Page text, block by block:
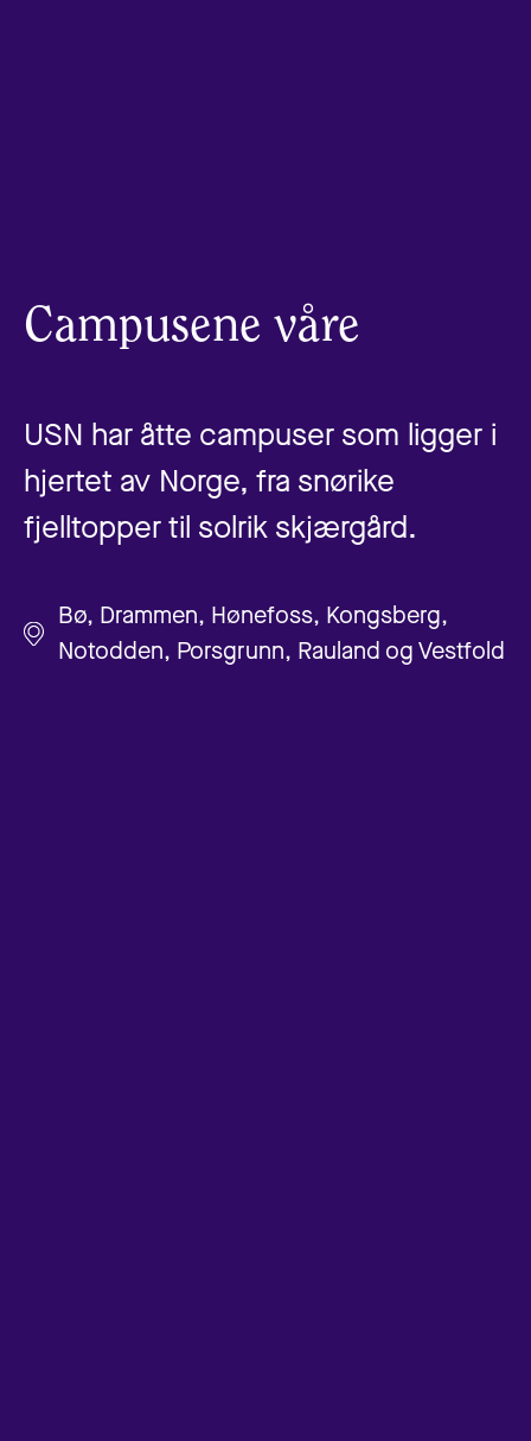
Campusene våre
USN har åtte campuser som ligger i
hjertet av Norge, fra snørike
fjelltopper til solrik skjærgård.
Bø, Drammen, Hønefoss, Kongsberg,
Notodden, Porsgrunn, Rauland og Vestfold